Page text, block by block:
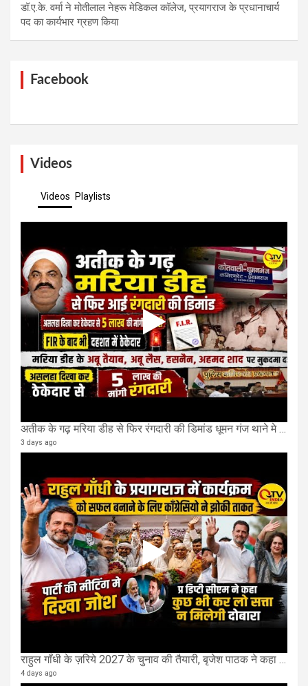
डॉ.ए.के. वर्मा ने मोतीलाल नेहरू मेडिकल कॉलेज, प्रयागराज के प्रधानाचार्य
पद का कार्यभार ग्रहण किया
Facebook
Videos
Videos Playlists
अतीक के गढ़ मरिया डीह से फिर रंगदारी की डिमांड धूमन गंज थाने मे 4 के खिलाफ मुकदमा दर्ज
3 days ago
राहुल गाँधी के ज़रिये 2027 के चुनाव की तैयारी, बृजेश पाठक ने कहा चुक चुकी हैं कांग्रेस
4 days ago